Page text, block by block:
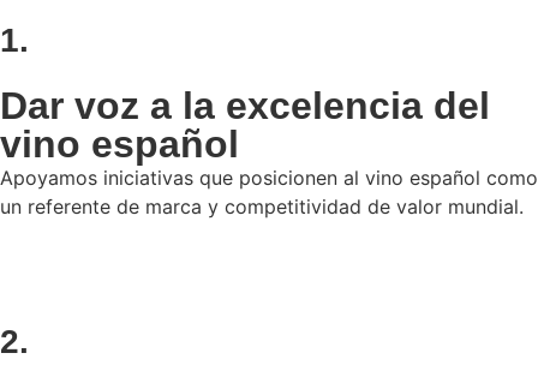
1.
Dar voz a la excelencia del
vino español
Apoyamos iniciativas que posicionen al vino español como
un referente de marca y competitividad de valor mundial.
2.